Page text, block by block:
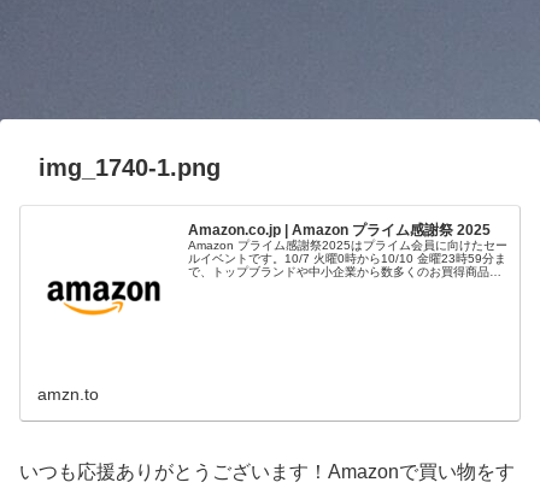
img_1740-1.png
Amazon.co.jp | Amazon プライム感謝祭 2025
Amazon プライム感謝祭2025はプライム会員に向けたセー
ルイベントです。10/7 火曜0時から10/10 金曜23時59分ま
で、トップブランドや中小企業から数多くのお買得商品が
amzn.to
いつも応援ありがとうございます！Amazonで買い物をす